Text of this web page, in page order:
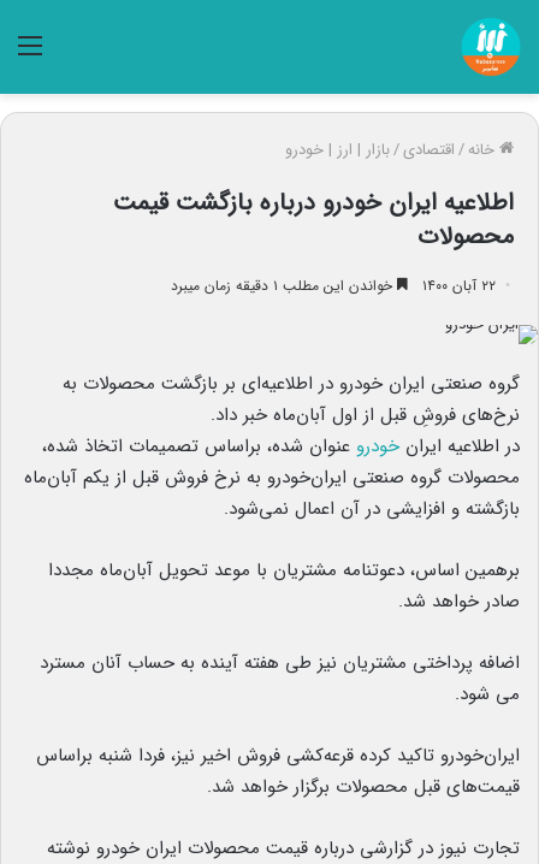
خانه/اقتصادی/بازار | ارز | خودرو
اطلاعیه ایران خودرو درباره بازگشت قیمت
محصولات
۲۲ آبان ۱۴۰۰ خواندن این مطلب ۱ دقیقه زمان میبرد
گروه صنعتی ایران خودرو در اطلاعیه‌ای بر بازگشت محصولات به
نرخ‌های فروشِ قبل از اول آبان‌ماه خبر داد.
در اطلاعیه ایران خودرو عنوان شده، براساس تصمیمات اتخاذ شده،
محصولات گروه صنعتی ایران‌خودرو به نرخ فروش قبل از یکم آبان‌ماه
بازگشته و افزایشی در آن اعمال نمی‌شود.
برهمین اساس، دعوتنامه مشتریان با موعد تحویل آبان‌ماه مجددا
صادر خواهد شد.
اضافه پرداختی مشتریان نیز طی هفته آینده به حساب آنان مسترد
می شود.
ایران‌خودرو تاکید کرده قرعه‌کشی فروش اخیر نیز، فردا شنبه براساس
قیمت‌های قبل محصولات برگزار خواهد شد.
تجارت نیوز در گزارشی درباره قیمت محصولات ایران خودرو نوشته